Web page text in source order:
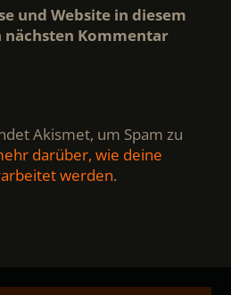
und Website in diesem
Kommentar
Akismet, um Spam zu
darüber, wie deine
werden.